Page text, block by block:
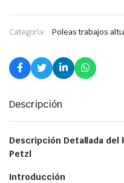
Categoría: Poleas trabajos
Descripción
Descripción Detallada del
Petzl
Introducción